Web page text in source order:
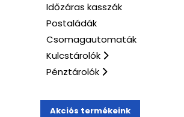
Időzáras kasszák
Postaládák
Csomagautomaták
Kulcstárolók
Pénztárolók
Akciós termékeink